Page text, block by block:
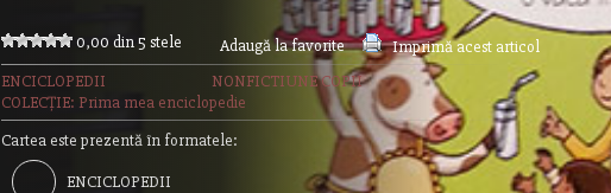
0,00 din 5 stele Adaugă la favorite
Imprimă acest articol
ENCICLOPEDII
NONFICTIUNE COPII
COLECȚIE: Prima mea enciclopedie
Cartea este prezentă în formatele:
ENCICLOPEDII